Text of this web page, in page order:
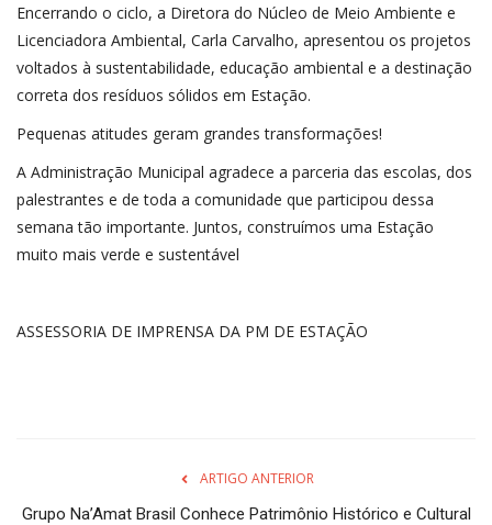
Encerrando o ciclo, a Diretora do Núcleo de Meio Ambiente e
Licenciadora Ambiental, Carla Carvalho, apresentou os projetos
voltados à sustentabilidade, educação ambiental e a destinação
correta dos resíduos sólidos em Estação.
Pequenas atitudes geram grandes transformações!
A Administração Municipal agradece a parceria das escolas, dos
palestrantes e de toda a comunidade que participou dessa
semana tão importante. Juntos, construímos uma Estação
muito mais verde e sustentável
ASSESSORIA DE IMPRENSA DA PM DE ESTAÇÃO
ARTIGO ANTERIOR
Grupo Na’Amat Brasil Conhece Patrimônio Histórico e Cultural